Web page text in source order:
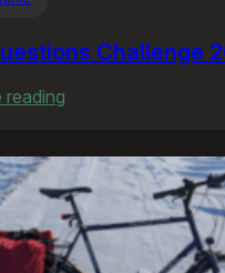
Challenge
reading
Questions
Challenge
2025